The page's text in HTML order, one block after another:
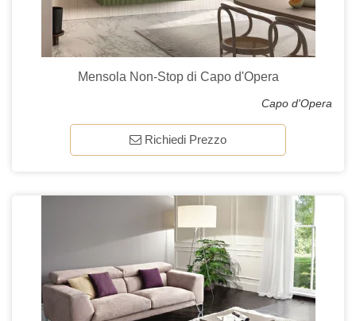
Mensola Non-Stop di Capo d'Opera
Capo d'Opera
Richiedi Prezzo